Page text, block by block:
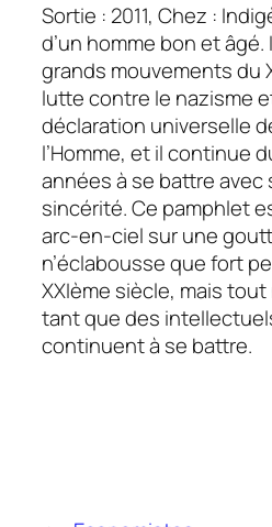
Sortie : 2011, Chez :
d’un homme bon et
grands mouvements du
lutte contre le nazisme
déclaration universelle
l’Homme, et il continue
années à se battre avec
sincérité. Ce pamphlet
arc-en-ciel sur une
n’éclabousse que fort
XXIème siècle, mais tout
tant que des
continuent à se battre.